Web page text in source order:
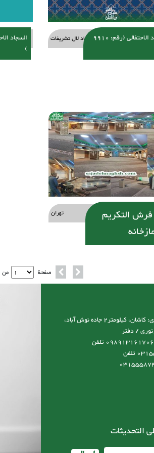
)
سجاد لال تشریفات
السجاد الاحتفالی (رقم: 9910
تهران
التكريم
صفحة من 1
آدرس نمایشگاه و کارخانه و دفتر مرکزی: کاشان، کیلومتر2 جاده نوش آباد،
/ دفتر
مرکزی:09131617066 مدیرعامل:0989131617066 تلفن
کارخانه:03155587492-03155587493 تلفن
التحديثات